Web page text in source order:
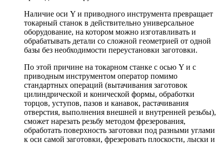
Наличие оси Y и приводного инструмента превращает
токарный станок в действительно универсальное
оборудование, на котором можно изготавливать и
обрабатывать детали со сложной геометрией от одной
базы без необходимости переустановки заготовки.
По этой причине на токарном станке с осью Y и с
приводным инструментом оператор помимо
стандартных операций (вытачивания заготовок
цилиндрической и конической формы, обработки
торцов, уступов, пазов и канавок, растачивания
отверстия, выполнения внешней и внутренней резьбы),
сможет нарезать резьбу методом фрезерования,
обработать поверхность заготовки под разными углами
к оси самой заготовки, фрезеровать плоскости, лыски и